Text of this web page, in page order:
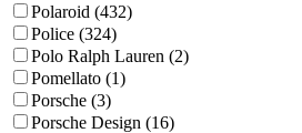
Polaroid (432)
Police (324)
Polo Ralph Lauren (2)
Pomellato (1)
Porsche (3)
Porsche Design (16)